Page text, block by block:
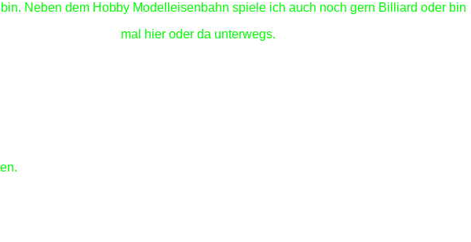
Neben dem Hobby Modelleisenbahn spiele ich auch noch gern Billiard oder bin
mal hier oder da unterwegs.